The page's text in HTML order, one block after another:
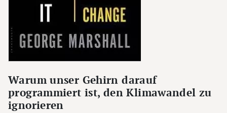
Warum unser Gehirn darauf
programmiert ist, den Klimawandel zu
ignorieren